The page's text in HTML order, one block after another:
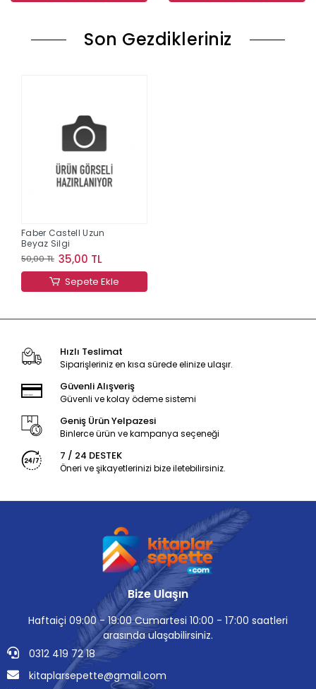
Son Gezdikleriniz
Faber Castell Uzun
Beyaz Silgi
50,00 TL 35,00 TL
Sepete Ekle
Hızlı Teslimat
Siparişleriniz en kısa sürede elinize ulaşır.
Güvenli Alışveriş
Güvenli ve kolay ödeme sistemi
Geniş Ürün Yelpazesi
Binlerce ürün ve kampanya seçeneği
7 / 24 DESTEK
Öneri ve şikayetlerinizi bize iletebilirsiniz.
Bize Ulaşın
Haftaiçi 09:00 - 19:00 Cumartesi 10:00 - 17:00 saatleri
arasında ulaşabilirsiniz.
0312 419 72 18
kitaplarsepette@gmail.com